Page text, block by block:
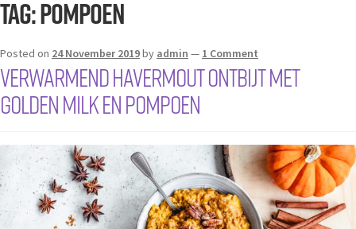
Tag:pompoen
Posted on 24 November 2019by admin — 1 Comment
Verwarmend havermout ontbijt met
Golden Milk en pompoen